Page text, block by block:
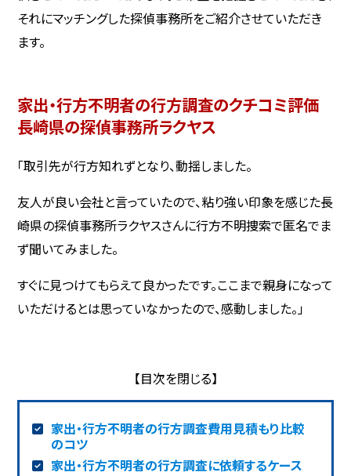
それにマッチングした探偵事務所をご紹介させていただき
ます。
家出・行方不明者の行方調査のクチコミ評価
長崎県の探偵事務所ラクヤス
「取引先が行方知れずとなり、動揺しました。
友人が良い会社と言っていたので、粘り強い印象を感じた長
崎県の探偵事務所ラクヤスさんに行方不明捜索で匿名でま
ず聞いてみました。
すぐに見つけてもらえて良かったです。ここまで親身になって
いただけるとは思っていなかったので、感動しました。」
家出・行方不明者の行方調査費用見積もり比較
のコツ
家出・行方不明者の行方調査に依頼するケース